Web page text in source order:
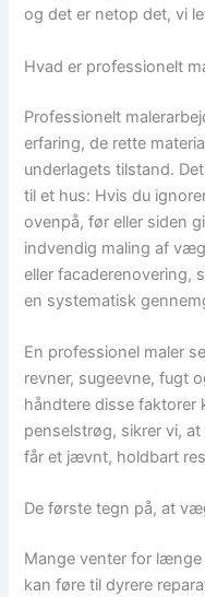
og det er netop det, vi
Hvad er professionelt
Professionelt
erfaring, de rette
underlagets tilstand.
til et hus: Hvis du
ovenpå, før eller siden
indvendig maling af
eller facaderenovering,
en systematisk
En professionel maler
revner, sugeevne, fugt
håndtere disse faktorer
penselstrøg, sikrer vi,
får et jævnt, holdbart
De første tegn på, at
Mange venter for
kan føre til dyrere